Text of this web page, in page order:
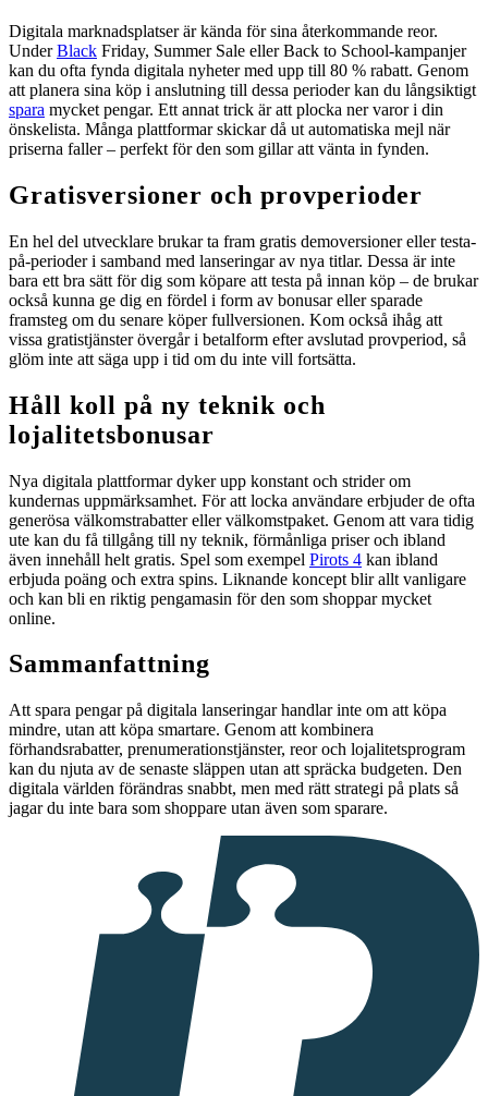
Digitala marknadsplatser är kända för sina återkommande reor.
UnderBlack Friday, Summer Sale eller Back to School-kampanjer
kan du ofta fynda digitala nyheter med upp till 80 % rabatt. Genom
att planera sina köp i anslutning till dessa perioder kan du långsiktigt
spara mycket pengar. Ett annat trick är att plocka ner varor i din
önskelista. Många plattformar skickar då ut automatiska mejl när
priserna faller – perfekt för den som gillar att vänta in fynden.
Gratisversioner och provperioder
En hel del utvecklare brukar ta fram gratis demoversioner eller testa-
på-perioder i samband med lanseringar av nya titlar. Dessa är inte
bara ett bra sätt för dig som köpare att testa på innan köp – de brukar
också kunna ge dig en fördel i form av bonusar eller sparade
framsteg om du senare köper fullversionen. Kom också ihåg att
vissa gratistjänster övergår i betalform efter avslutad provperiod, så
glöm inte att säga upp i tid om du inte vill fortsätta.
Håll koll på ny teknik och
lojalitetsbonusar
Nya digitala plattformar dyker upp konstant och strider om
kundernas uppmärksamhet. För att locka användare erbjuder de ofta
generösa välkomstrabatter eller välkomstpaket. Genom att vara tidig
ute kan du få tillgång till ny teknik, förmånliga priser och ibland
även innehåll helt gratis. Spel som exempel Pirots 4 kan ibland
erbjuda poäng och extra spins. Liknande koncept blir allt vanligare
och kan bli en riktig pengamasin för den som shoppar mycket
online.
Sammanfattning
Att spara pengar på digitala lanseringar handlar inte om att köpa
mindre, utan att köpa smartare. Genom att kombinera
förhandsrabatter, prenumerationstjänster, reor och lojalitetsprogram
kan du njuta av de senaste släppen utan att spräcka budgeten. Den
digitala världen förändras snabbt, men med rätt strategi på plats så
jagar du inte bara som shoppare utan även som sparare.